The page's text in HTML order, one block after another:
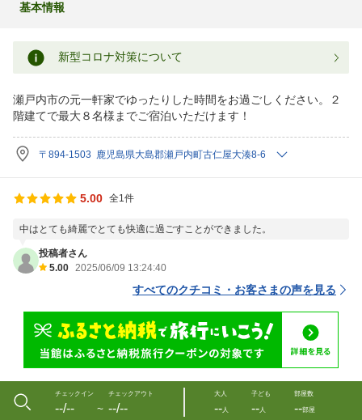
基本情報
新型コロナ対策について
瀬戸内市の元一軒家でゆったりした時間をお過ごしください。２
階建てで最大８名様までご宿泊いただけます！
〒894-1503 鹿児島県大島郡瀬戸内町古仁屋大湊8-6
5.00 全1件
中はとても綺麗でとても快適に過ごすことができました。
投稿者さん
5.00 2025/06/09 13:24:40
すべてのクチコミ・お客さまの声を見る
チェックイン
--/-- 〜
チェックアウト
--/--
大人
--人
子ども
--人
部屋数
--部屋